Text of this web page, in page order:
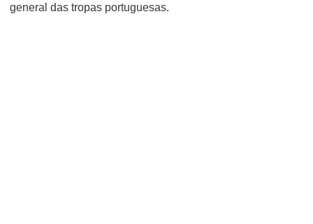
general das tropas portuguesas.